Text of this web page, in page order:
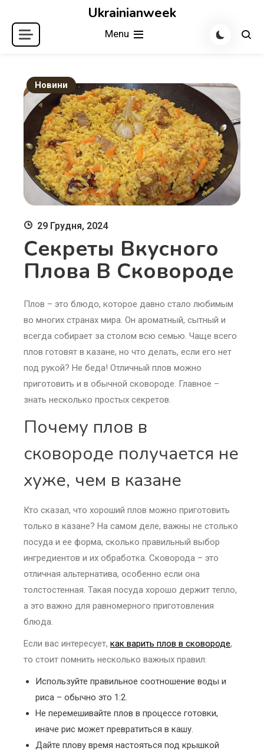
content
Ukrainianweek
Menu
Новини
29 Грудня, 2024
Секреты Вкусного
Плова В Сковороде
Плов – это блюдо, которое давно стало любимым
во многих странах мира. Он ароматный, сытный и
всегда собирает за столом всю семью. Чаще всего
плов готовят в казане, но что делать, если его нет
под рукой? Не беда! Отличный плов можно
приготовить и в обычной сковороде. Главное –
знать несколько простых секретов.
Почему плов в
сковороде получается не
хуже, чем в казане
Кто сказал, что хороший плов можно приготовить
только в казане? На самом деле, важны не столько
посуда и ее форма, сколько правильный выбор
ингредиентов и их обработка. Сковорода – это
отличная альтернатива, особенно если она
толстостенная. Такая посуда хорошо держит тепло,
а это важно для равномерного приготовления
блюда.
Если вас интересует, как варить плов в сковороде,
то стоит помнить несколько важных правил:
Используйте правильное соотношение воды и
риса – обычно это 1:2.
Не перемешивайте плов в процессе готовки,
иначе рис может превратиться в кашу.
Дайте плову время настояться под крышкой